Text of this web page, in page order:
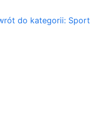
do kategorii: Sport